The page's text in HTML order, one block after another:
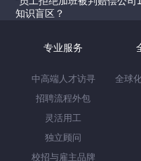
知识盲区？
专业服务
中高端人才访寻
招聘流程外包
灵活用工
独立顾问
校招与雇主品牌
全球